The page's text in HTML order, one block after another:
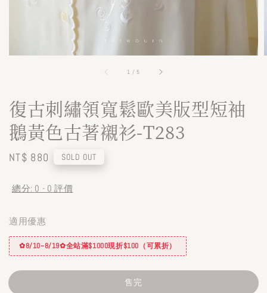
1 /5
復古刺繡領寬鬆歐美版型短袖
鵝黃色古著襯衫-T283
Regular
NT$ 880 SOLD OUT
總分: 0 - 0 評價
適用優惠
✿8/10~8/19✿全站滿$1000現折$100（可累折）
售完